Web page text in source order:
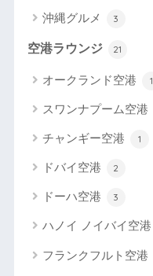
沖縄グルメ 3
空港ラウンジ 21
オークランド空港 1
スワンナプーム空港
チャンギー空港 1
ドバイ空港 2
ドーハ空港 3
ハノイ ノイバイ空港
フランクフルト空港